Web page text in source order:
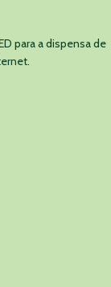
para a dispensa de